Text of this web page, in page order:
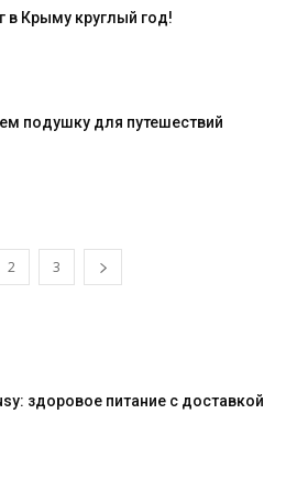
в Крыму круглый год!
подушку для путешествий
2 3
здоровое питание с доставкой